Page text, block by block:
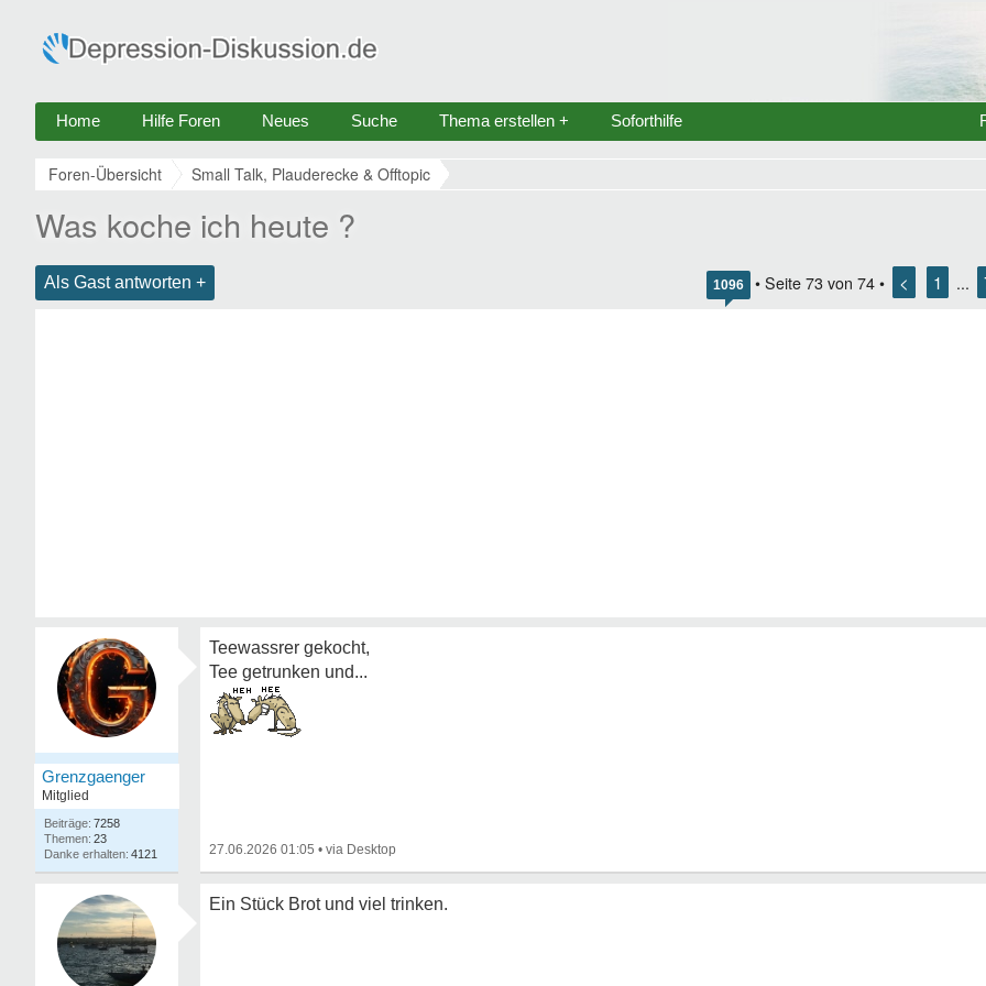
Home Hilfe Foren Neues Suche Thema erstellen + Soforthilfe
Foren-Übersicht Small Talk, Plauderecke & Offtopic
Was koche ich heute ?
Als Gast antworten + 1096 • Seite 73 von 74 • < 1 ...
Grenzgaenger
Mitglied
7258
23
4121
Teewassrer gekocht,
Tee getrunken und...
27.06.2026 01:05 •
Ein Stück Brot und viel trinken.